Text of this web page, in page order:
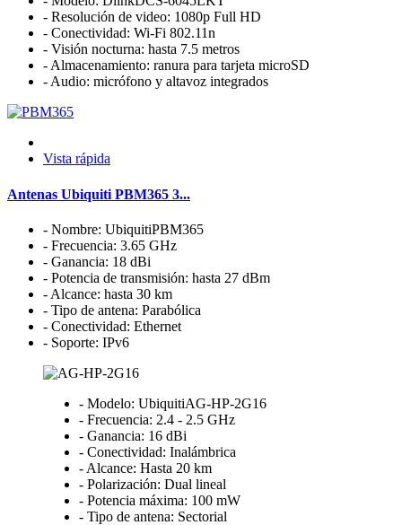
- Resolución de video: 1080p Full HD
- Conectividad: Wi-Fi 802.11n
- Visión nocturna: hasta 7.5 metros
- Almacenamiento: ranura para tarjeta microSD
- Audio: micrófono y altavoz integrados
Vista rápida
Antenas Ubiquiti PBM365 3...
- Nombre: UbiquitiPBM365
- Frecuencia: 3.65 GHz
- Ganancia: 18 dBi
- Potencia de transmisión: hasta 27 dBm
- Alcance: hasta 30 km
- Tipo de antena: Parabólica
- Conectividad: Ethernet
- Soporte: IPv6
- Modelo: UbiquitiAG-HP-2G16
- Frecuencia: 2.4 - 2.5 GHz
- Ganancia: 16 dBi
- Conectividad: Inalámbrica
- Alcance: Hasta 20 km
- Polarización: Dual lineal
- Potencia máxima: 100 mW
- Tipo de antena: Sectorial